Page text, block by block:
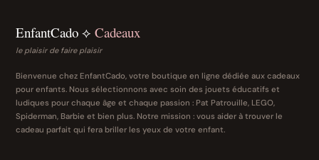
EnfantCado ⟡ Cadeaux
le plaisir de faire plaisir
Bienvenue chez EnfantCado, votre boutique en ligne dédiée aux cadeaux
pour enfants. Nous sélectionnons avec soin des jouets éducatifs et
ludiques pour chaque âge et chaque passion : Pat Patrouille, LEGO,
Spiderman, Barbie et bien plus. Notre mission : vous aider à trouver le
cadeau parfait qui fera briller les yeux de votre enfant.